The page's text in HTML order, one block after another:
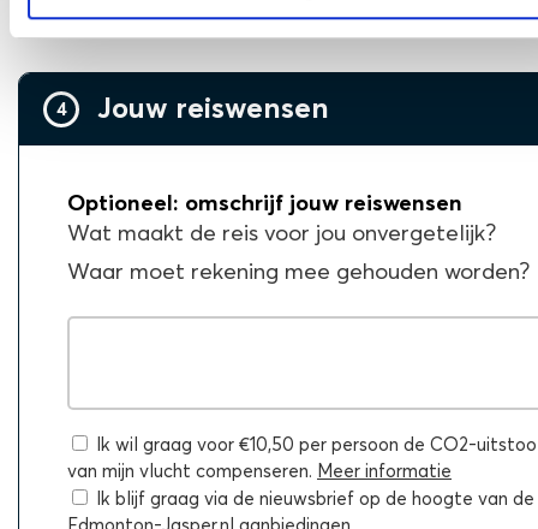
4 Jouw reiswensen
Optioneel: omschrijf jouw reiswensen
Wat maakt de reis voor jou onvergetelijk?
Waar moet rekening mee gehouden worden?
Ik wil graag voor €10,50 per persoon de CO2-
van mijn vlucht compenseren. Meer informatie
Ik blijf graag via de nieuwsbrief op de hoogte van de